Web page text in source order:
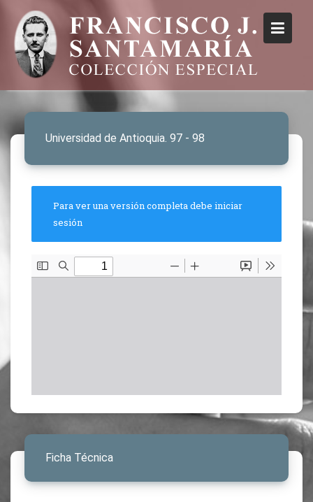
Universidad de Antioquia. 97 - 98
Para ver una versión completa debe iniciar
sesión
Ficha Técnica